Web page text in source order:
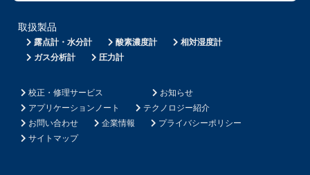
取扱製品
露点計・水分計 酸素濃度計
相対湿度計
ガス分析計
圧力計
校正・修理サービス
お知らせ
アプリケーションノート
テクノロジー紹介
お問い合わせ
企業情報
プライバシーポリシー
サイトマップ